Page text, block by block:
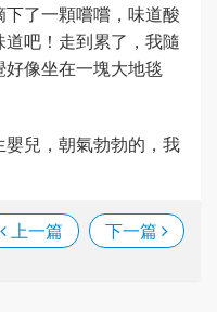
了一顆嚐嚐，味道酸
吧！走到累了，我隨
像坐在一塊大地毯
兒，朝氣勃勃的，我
上一篇 下一篇